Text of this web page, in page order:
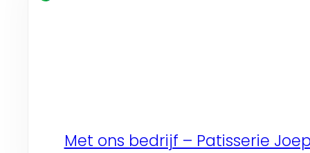
Met ons bedrijf – Patisserie